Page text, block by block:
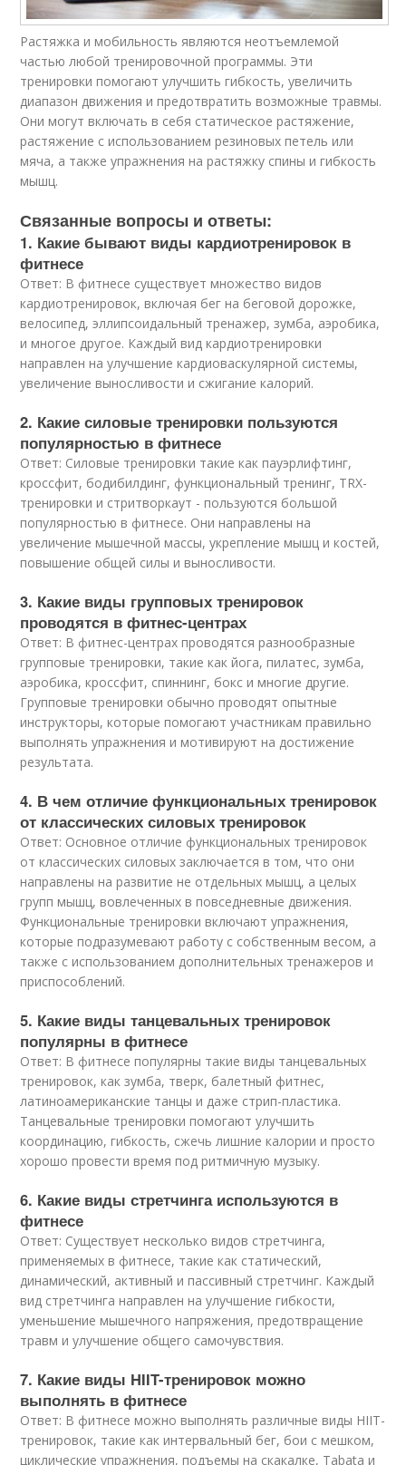
Растяжка и мобильность являются неотъемлемой
частью любой тренировочной программы. Эти
тренировки помогают улучшить гибкость, увеличить
диапазон движения и предотвратить возможные травмы.
Они могут включать в себя статическое растяжение,
растяжение с использованием резиновых петель или
мяча, а также упражнения на растяжку спины и гибкость
мышц.
Связанные вопросы и ответы:
1. Какие бывают виды кардиотренировок в
фитнесе
Ответ: В фитнесе существует множество видов
кардиотренировок, включая бег на беговой дорожке,
велосипед, эллипсоидальный тренажер, зумба, аэробика,
и многое другое. Каждый вид кардиотренировки
направлен на улучшение кардиоваскулярной системы,
увеличение выносливости и сжигание калорий.
2. Какие силовые тренировки пользуются
популярностью в фитнесе
Ответ: Силовые тренировки такие как пауэрлифтинг,
кроссфит, бодибилдинг, функциональный тренинг, TRX-
тренировки и стритворкаут - пользуются большой
популярностью в фитнесе. Они направлены на
увеличение мышечной массы, укрепление мышц и костей,
повышение общей силы и выносливости.
3. Какие виды групповых тренировок
проводятся в фитнес-центрах
Ответ: В фитнес-центрах проводятся разнообразные
групповые тренировки, такие как йога, пилатес, зумба,
аэробика, кроссфит, спиннинг, бокс и многие другие.
Групповые тренировки обычно проводят опытные
инструкторы, которые помогают участникам правильно
выполнять упражнения и мотивируют на достижение
результата.
4. В чем отличие функциональных тренировок
от классических силовых тренировок
Ответ: Основное отличие функциональных тренировок
от классических силовых заключается в том, что они
направлены на развитие не отдельных мышц, а целых
групп мышц, вовлеченных в повседневные движения.
Функциональные тренировки включают упражнения,
которые подразумевают работу с собственным весом, а
также с использованием дополнительных тренажеров и
приспособлений.
5. Какие виды танцевальных тренировок
популярны в фитнесе
Ответ: В фитнесе популярны такие виды танцевальных
тренировок, как зумба, тверк, балетный фитнес,
латиноамериканские танцы и даже стрип-пластика.
Танцевальные тренировки помогают улучшить
координацию, гибкость, сжечь лишние калории и просто
хорошо провести время под ритмичную музыку.
6. Какие виды стретчинга используются в
фитнесе
Ответ: Существует несколько видов стретчинга,
применяемых в фитнесе, такие как статический,
динамический, активный и пассивный стретчинг. Каждый
вид стретчинга направлен на улучшение гибкости,
уменьшение мышечного напряжения, предотвращение
травм и улучшение общего самочувствия.
7. Какие виды HIIT-тренировок можно
выполнять в фитнесе
Ответ: В фитнесе можно выполнять различные виды HIIT-
тренировок, такие как интервальный бег, бои с мешком,
циклические упражнения, подъемы на скакалке, Tabata и